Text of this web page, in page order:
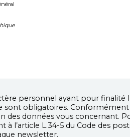
personnel ayant pour finalité
sont obligatoires.
des données vous concernant.
à l’article L.34-5 du Code des
newsletter.